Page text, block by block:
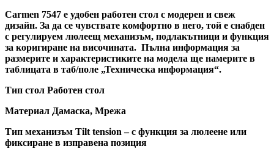
Carmen 7547 е удобен работен стол с модерен и свеж
дизайн. За да се чувствате комфортно в него, той е снабден
с регулируем люлеещ механизъм, подлакътници и функция
за коригиране на височината. Пълна информация за
размерите и характеристиките на модела ще намерите в
таблицата в таб/поле „Техническа информация“.
Тип стол Работен стол
Материал Дамаска, Мрежа
Тип механизъм Tilt tension – с функция за люлеене или
фиксиране в изправена позиция